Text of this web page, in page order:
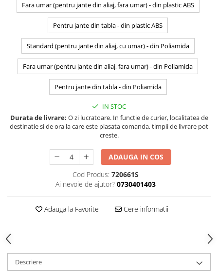
Fara umar (pentru jante din aliaj, fara umar) - din plastic ABS
Pentru jante din tabla - din plastic ABS
Standard (pentru jante din aliaj, cu umar) - din Poliamida
Fara umar (pentru jante din aliaj, fara umar) - din Poliamida
Pentru jante din tabla - din Poliamida
IN STOC
Durata de livrare: O zi lucratoare. In functie de curier, localitatea de
destinatie si de ora la care este plasata comanda, timpii de livrare pot
creste.
ADAUGA IN COS
Cod Produs: 720661S
Ai nevoie de ajutor? 0730401403
Adauga la Favorite Cere informatii
Descriere